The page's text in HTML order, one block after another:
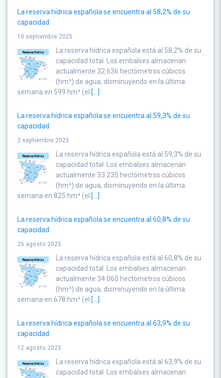
La reserva hídrica española se encuentra al 58,2% de su
capacidad
10 septiembre 2025
La reserva hídrica española está al 58,2% de su
capacidad total. Los embalses almacenan
actualmente 32.636 hectómetros cúbicos
(hm³) de agua, disminuyendo en la última
semana en 599 hm³ (el [...]
La reserva hídrica española se encuentra al 59,3% de su
capacidad
2 septiembre 2025
La reserva hídrica española está al 59,3% de su
capacidad total. Los embalses almacenan
actualmente 33.235 hectómetros cúbicos
(hm³) de agua, disminuyendo en la última
semana en 825 hm³ (el [...]
La reserva hídrica española se encuentra al 60,8% de su
capacidad
26 agosto 2025
La reserva hídrica española está al 60,8% de su
capacidad total. Los embalses almacenan
actualmente 34.060 hectómetros cúbicos
(hm³) de agua, disminuyendo en la última
semana en 678 hm³ (el [...]
La reserva hídrica española se encuentra al 63,9% de su
capacidad
12 agosto 2025
La reserva hídrica española está al 63,9% de su
capacidad total. Los embalses almacenan